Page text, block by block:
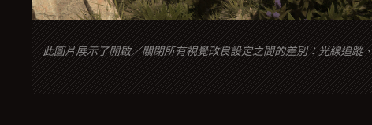
此圖片展示了開啟／關閉所有視覺改良設定之間的差別：光線追蹤